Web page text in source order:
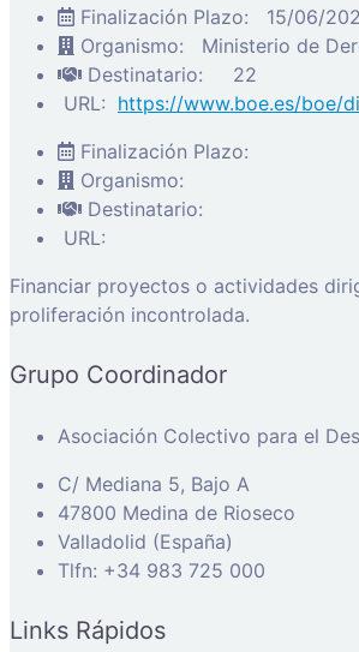
Finalización Plazo:
15/06/
Organismo:
Ministerio de
Destinatario:
22
URL: https://www.boe.es/boe/
Finalización Plazo:
Organismo:
Destinatario:
URL:
Financiar proyectos o actividades
proliferación incontrolada.
Grupo Coordinador
Asociación Colectivo para el
C/ Mediana 5, Bajo A
47800 Medina de Rioseco
Valladolid (España)
Tlfn: +34 983 725 000
Links Rápidos